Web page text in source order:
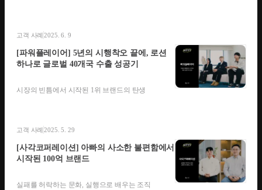
고객 사례2025. 6. 9
[파워플레이어] 5년의 시행착오 끝에, 로션
하나로 글로벌 40개국 수출 성공기
시장의 빈틈에서 시작된 1위 브랜드의 탄생
고객 사례2025. 5. 29
[사각코퍼레이션] 아빠의 사소한 불편함에서
시작된 100억 브랜드
실패를 허락하는 문화, 실행으로 배우는 조직